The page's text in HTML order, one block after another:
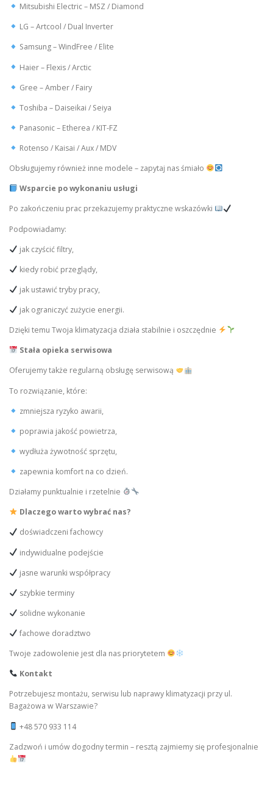
Mitsubishi Electric – MSZ / Diamond
LG – Artcool / Dual Inverter
Samsung – WindFree / Elite
Haier – Flexis / Arctic
Gree – Amber / Fairy
Toshiba – Daiseikai / Seiya
Panasonic – Etherea / KIT-FZ
Rotenso / Kaisai / Aux / MDV
Obsługujemy również inne modele – zapytaj nas śmiało
Wsparcie po wykonaniu usługi
Po zakończeniu prac przekazujemy praktyczne wskazówki
Podpowiadamy:
jak czyścić filtry,
kiedy robić przeglądy,
jak ustawić tryby pracy,
jak ograniczyć zużycie energii.
Dzięki temu Twoja klimatyzacja działa stabilnie i oszczędnie
Stała opieka serwisowa
Oferujemy także regularną obsługę serwisową
To rozwiązanie, które:
zmniejsza ryzyko awarii,
poprawia jakość powietrza,
wydłuża żywotność sprzętu,
zapewnia komfort na co dzień.
Działamy punktualnie i rzetelnie
Dlaczego warto wybrać nas?
doświadczeni fachowcy
indywidualne podejście
jasne warunki współpracy
szybkie terminy
solidne wykonanie
fachowe doradztwo
Twoje zadowolenie jest dla nas priorytetem
Kontakt
Potrzebujesz montażu, serwisu lub naprawy klimatyzacji przy ul.
Bagażowa w Warszawie?
+48 570 933 114
Zadzwoń i umów dogodny termin – resztą zajmiemy się profesjonalnie